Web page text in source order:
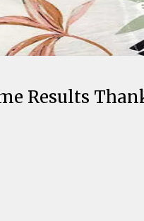
Results